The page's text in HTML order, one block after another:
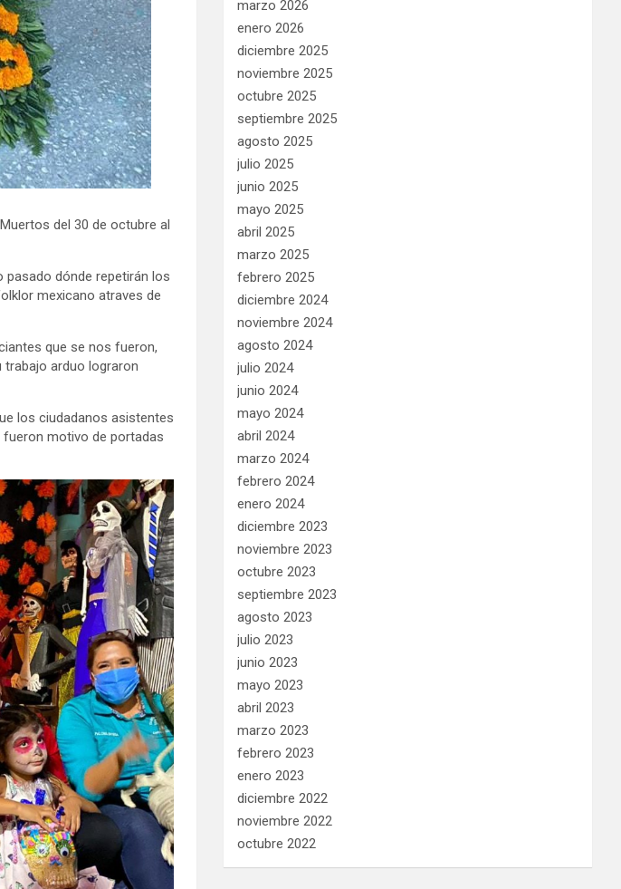
del 30 de octubre al
pasado dónde repetirán los
mexicano atraves de
que se nos fueron,
arduo lograron
los ciudadanos asistentes
motivo de portadas
marzo 2026
enero 2026
diciembre 2025
noviembre 2025
octubre 2025
septiembre 2025
agosto 2025
julio 2025
junio 2025
mayo 2025
abril 2025
marzo 2025
febrero 2025
diciembre 2024
noviembre 2024
agosto 2024
julio 2024
junio 2024
mayo 2024
abril 2024
marzo 2024
febrero 2024
enero 2024
diciembre 2023
noviembre 2023
octubre 2023
septiembre 2023
agosto 2023
julio 2023
junio 2023
mayo 2023
abril 2023
marzo 2023
febrero 2023
enero 2023
diciembre 2022
noviembre 2022
octubre 2022